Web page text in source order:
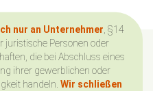
nur an Unternehmer , §14
juristische Personen oder
die bei Abschluss eines
ihrer gewerblichen oder
handeln. Wir schließen